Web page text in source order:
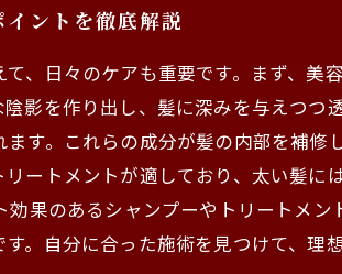
ントを徹底解説
、日々のケアも重要です。まず、
影を作り出し、髪に深みを与えつ
す。これらの成分が髪の内部を補
ートメントが適しており、太い髪に
果のあるシャンプーやトリートメ
。自分に合った施術を見つけて、理